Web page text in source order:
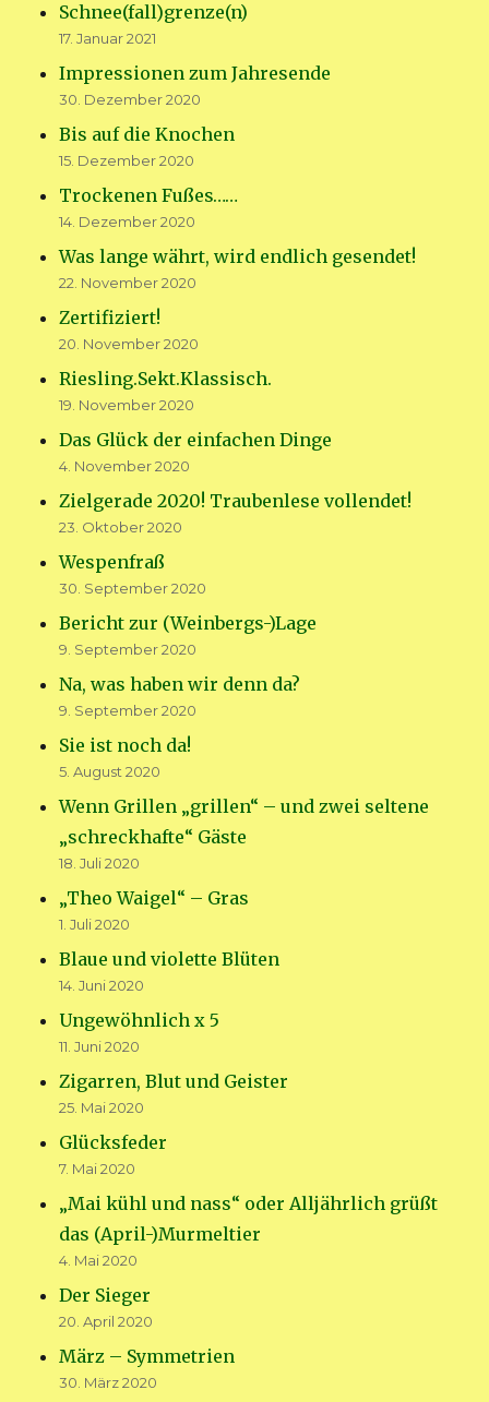
Schnee(fall)grenze(n)
17. Januar 2021
Impressionen zum Jahresende
30. Dezember 2020
Bis auf die Knochen
15. Dezember 2020
Trockenen Fußes……
14. Dezember 2020
Was lange währt, wird endlich gesendet!
22. November 2020
Zertifiziert!
20. November 2020
Riesling.Sekt.Klassisch.
19. November 2020
Das Glück der einfachen Dinge
4. November 2020
Zielgerade 2020! Traubenlese vollendet!
23. Oktober 2020
Wespenfraß
30. September 2020
Bericht zur (Weinbergs-)Lage
9. September 2020
Na, was haben wir denn da?
9. September 2020
Sie ist noch da!
5. August 2020
Wenn Grillen „grillen“ – und zwei seltene
„schreckhafte“ Gäste
18. Juli 2020
„Theo Waigel“ – Gras
1. Juli 2020
Blaue und violette Blüten
14. Juni 2020
Ungewöhnlich x 5
11. Juni 2020
Zigarren, Blut und Geister
25. Mai 2020
Glücksfeder
7. Mai 2020
„Mai kühl und nass“ oder Alljährlich grüßt
das (April-)Murmeltier
4. Mai 2020
Der Sieger
20. April 2020
März – Symmetrien
30. März 2020